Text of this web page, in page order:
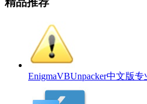
EnigmaVBUnpacker中文版